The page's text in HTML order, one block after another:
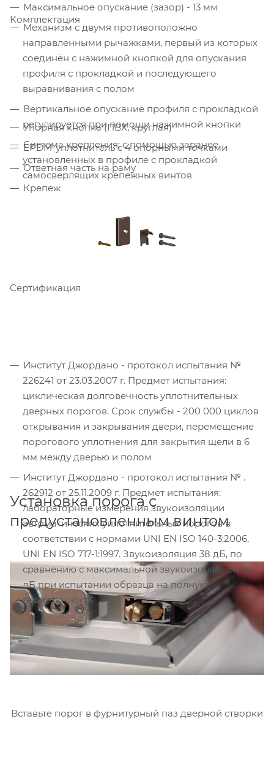
Максимальное опускание (зазор) - 13 мм
Механизм с двумя противоположно
направленными рычажками, первый из которых
соединён с нажимной кнопкой для опускания
профиля с прокладкой и последующего
выравнивания с полом
Вертикальное опускание профиля с прокладкой
регулируется при помощи нажимной кнопки
Система крепления: с помощью заранее
установленных в профиле с прокладкой
cамосверлящих крепёжных винтов
Комплектация
Упорная кнопка (ПВХ, круглая)
EPDM-уплотнитель с 4 опорными точками
Ответная часть на раму
Крепеж
Сертификация
Институт Джордано - протокол испытания №
226241 от 23.03.2007 г. Предмет испытания:
циклическая долговечность уплотнительных
дверных порогов. Срок службы - 200 000 циклов
открывания и закрывания двери, перемещение
порогового уплотнения для закрытия щели в 6
мм между дверью и полом
Институт Джордано - протокол испытания № .
262912 от 25.11.2009 г. Предмет испытания:
лабораторные измерения звукоизоляции
автоматических уплотнительных порогов в
соответствии с нормами UNI EN ISO 140-3:2006,
UNI EN ISO 717-1:1997. Звукоизоляция 38 дБ, по
сравнению с максимальной звукоизоляцией 41
дБ при испытании образца на полную
герметичность
Установка порога с
предустановленным винтом
Вставьте порог в фурнитурный паз дверной створки